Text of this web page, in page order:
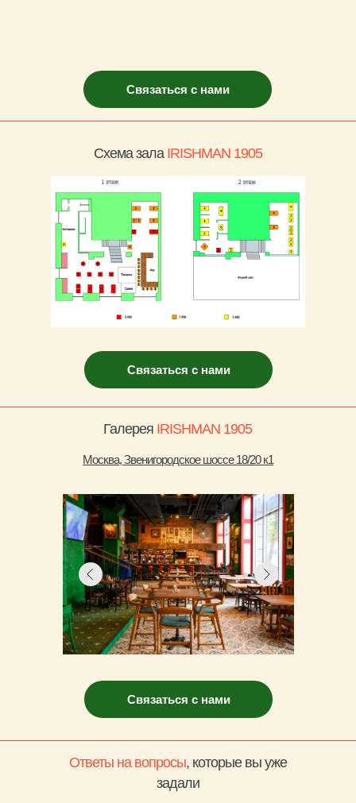
Связаться с нами
Связаться с нами
Схема зала IRISHMAN 1905
Москва, Звенигородское шоссе 18/20 к1
Галерея IRISHMAN 1905
Связаться с нами
Ответы на вопросы, которые вы уже
задали